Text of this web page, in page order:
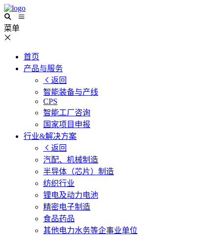
菜单
首页
产品与服务
返回
智能装备与产线
CPS
智能工厂咨询
国家项目申报
行业&解决方案
返回
汽配、机械制造
半导体（芯片）制造
纺织行业
锂电及动力电池
精密电子制造
食品药品
其他电力水务等企事业单位